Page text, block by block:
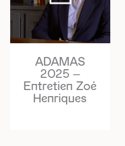
ADAMAS
2025 –
Entretien Zoé
Henriques